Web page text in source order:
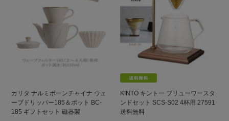
カリタ ナルミボーンチャイナ ウェ
ーブドリッパー185＆ポット BC-
185 ギフトセット 磁器製
KINTO キントー ブリューワースタ
ンドセット SCS-S02 4杯用 27591
送料無料